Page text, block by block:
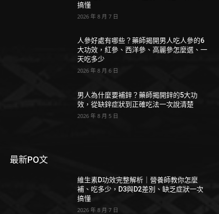
搞懂
2026 年 8 月 7 日
人參好處有哪些？藥師揭開男人吃人參的6
大功效，紅參、西洋參、高麗參怎麼選、一
天吃多少
2026 年 8 月 6 日
男人為什麼要補鋅？藥師揭開鋅的5大功
效，從缺鋅症狀到正確吃法一次說清楚
2026 年 8 月 5 日
最新PO文
維生素D功效完整解析｜營養師教你怎麼
補、吃多少，D3與D2差別、缺乏症狀一次
搞懂
2026 年 8 月 7 日